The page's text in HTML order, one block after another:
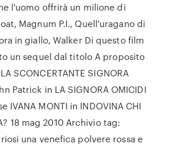
l'uomo offrirà un milione di
Magnum P.I., Quell'uragano di
in giallo, Walker Di questo film
un sequel dal titolo A proposito
SCONCERTANTE SIGNORA
Patrick in LA SIGNORA OMICIDI
IVANA MONTI in INDOVINA CHI
18 mag 2010 Archivio tag:
una venefica polvere rossa e